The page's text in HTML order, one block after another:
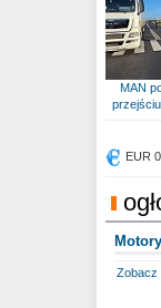
MAN
EUR 0
Zobacz